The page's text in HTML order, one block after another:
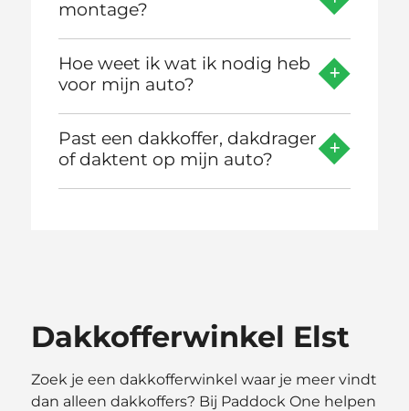
montage?
Hoe weet ik wat ik nodig heb
voor mijn auto?
Past een dakkoffer, dakdrager
of daktent op mijn auto?
Dakkofferwinkel Elst
Zoek je een dakkofferwinkel waar je meer vindt
dan alleen dakkoffers? Bij Paddock One helpen